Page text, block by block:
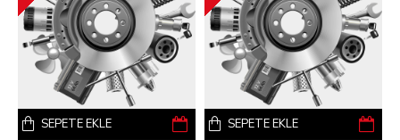
SEPETE EKLE SEPETE EKLE